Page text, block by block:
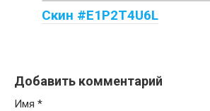
Скин #E1P2T4U6L
Добавить комментарий
Имя *